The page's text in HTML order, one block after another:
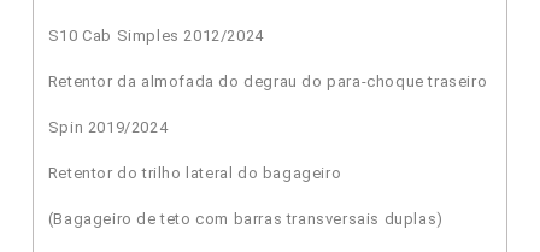
S10 Cab Simples 2012/2024
Retentor da almofada do degrau do para-choque traseiro
Spin 2019/2024
Retentor do trilho lateral do bagageiro
(Bagageiro de teto com barras transversais duplas)